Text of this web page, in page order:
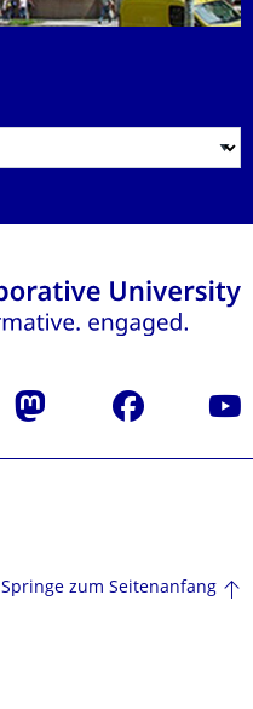
Mastodon Facebook
Springe zum Seitenanfang